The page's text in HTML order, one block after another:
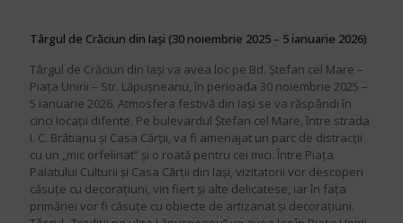
Târgul de Crăciun din Iași (30 noiembrie 2025 – 5 ianuarie 2026)
Târgul de Crăciun din Iași va avea loc pe Bd. Ștefan cel Mare –
Piața Unirii – Str. Lăpușneanu, în perioada 30 noiembrie 2025 –
5 ianuarie 2026. Atmosfera festivă din Iași se va răspândi în
cinci locații diferite. Pe bulevardul Ștefan cel Mare, între strada
I. C. Brătianu și Casa Cărții, va fi amenajat un parc de distracții
cu un „mic orfelinat” și o roată pentru cei mici. Între Piața
Palatului Culturii și Casa Cărții din Iași, vizitatorii vor descoperi
căsuțe cu decorațiuni, vin fiert și alte delicatese, iar în fața
primăriei vor fi căsuțe cu obiecte de artizanat și decorațiuni.